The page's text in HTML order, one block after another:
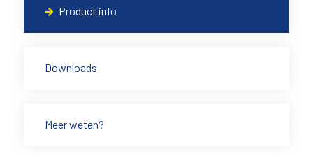
Product info
Downloads
Meer weten?